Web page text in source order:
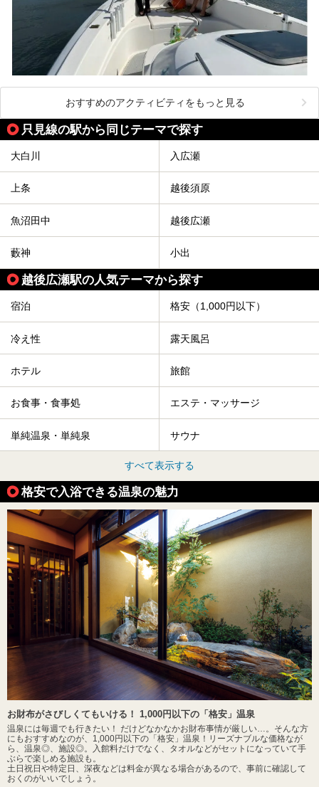
おすすめのアクティビティをもっと見る
只見線の駅から同じテーマで探す
大白川 入広瀬
上条 越後須原
魚沼田中 越後広瀬
藪神 小出
越後広瀬駅の人気テーマから探す
宿泊 格安（1,000円以下）
冷え性 露天風呂
ホテル 旅館
お食事・食事処 エステ・マッサージ
単純温泉・単純泉 サウナ
すべて表示する
格安で入浴できる温泉の魅力
お財布がさびしくてもいける！ 1,000円以下の「格安」温泉
温泉には毎週でも行きたい！ だけどなかなかお財布事情が厳しい…。そんな方
にもおすすめなのが、1,000円以下の「格安」温泉！リーズナブルな価格なが
ら、温泉◎、施設◎。入館料だけでなく、タオルなどがセットになっていて手
ぶらで楽しめる施設も。
土日祝日や特定日、深夜などは料金が異なる場合があるので、事前に確認して
おくのがいいでしょう。